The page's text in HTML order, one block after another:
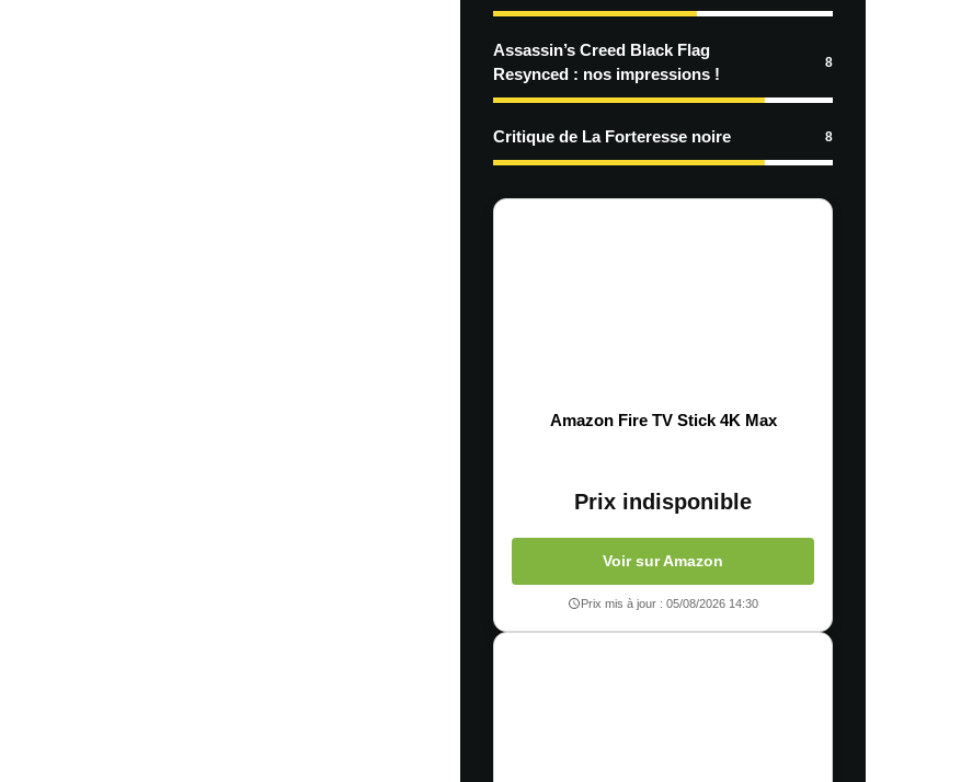
Assassin’s Creed Black Flag
Resynced : nos impressions !
8
Critique de La Forteresse noire 8
Amazon Fire TV Stick 4K Max
Prix indisponible
Voir sur Amazon
Prix mis à jour : 05/08/2026 14:30